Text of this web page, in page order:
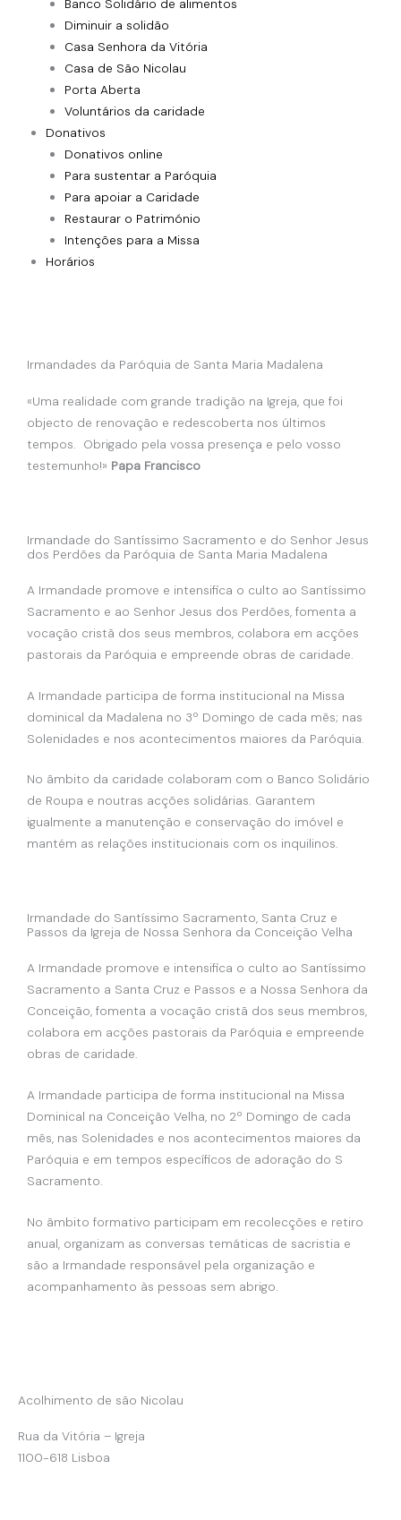
Diminuir a solidão
Casa Senhora da Vitória
Casa de São Nicolau
Porta Aberta
Voluntários da caridade
Donativos
Donativos online
Para sustentar a Paróquia
Para apoiar a Caridade
Restaurar o Património
Intenções para a Missa
Horários
Irmandades da Paróquia de Santa Maria Madalena
«Uma realidade com grande tradição na Igreja, que foi
objecto de renovação e redescoberta nos últimos
tempos. Obrigado pela vossa presença e pelo vosso
testemunho!» Papa Francisco
Irmandade do Santíssimo Sacramento e do Senhor Jesus
dos Perdões da Paróquia de Santa Maria Madalena
A Irmandade promove e intensifica o culto ao Santíssimo
Sacramento e ao Senhor Jesus dos Perdões, fomenta a
vocação cristã dos seus membros, colabora em acções
pastorais da Paróquia e empreende obras de caridade.
A Irmandade participa de forma institucional na Missa
dominical da Madalena no 3º Domingo de cada mês; nas
Solenidades e nos acontecimentos maiores da Paróquia.
No âmbito da caridade colaboram com o Banco Solidário
de Roupa e noutras acções solidárias. Garantem
igualmente a manutenção e conservação do imóvel e
mantém as relações institucionais com os inquilinos.
Irmandade do Santíssimo Sacramento, Santa Cruz e
Passos da Igreja de Nossa Senhora da Conceição Velha
A Irmandade promove e intensifica o culto ao Santíssimo
Sacramento a Santa Cruz e Passos e a Nossa Senhora da
Conceição, fomenta a vocação cristã dos seus membros,
colabora em acções pastorais da Paróquia e empreende
obras de caridade.
A Irmandade participa de forma institucional na Missa
Dominical na Conceição Velha, no 2º Domingo de cada
mês, nas Solenidades e nos acontecimentos maiores da
Paróquia e em tempos específicos de adoração do S
Sacramento.
No âmbito formativo participam em recolecções e retiro
anual, organizam as conversas temáticas de sacristia e
são a Irmandade responsável pela organização e
acompanhamento às pessoas sem abrigo.
Acolhimento de são Nicolau
Rua da Vitória – Igreja
1100-618 Lisboa